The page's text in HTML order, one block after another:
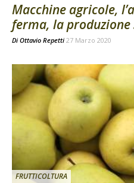
Macchine agricole,
ferma, la produzione
Di Ottavio Repetti 27 Marzo 2020
FRUTTICOLTURA